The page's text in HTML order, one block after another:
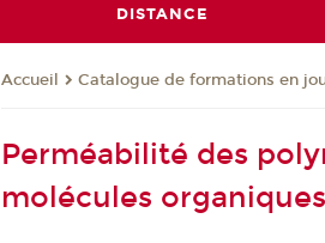
DISTANCE
Accueil Catalogue de formations en
Perméabilité des
molécules organiques